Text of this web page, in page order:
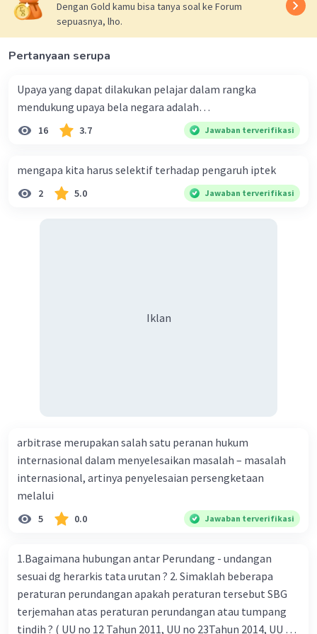
Dengan Gold kamu bisa tanya soal ke Forum
sepuasnya, lho.
Pertanyaan serupa
Upaya yang dapat dilakukan pelajar dalam rangka
mendukung upaya bela negara adalah…
16 3.7 Jawaban terverifikasi
mengapa kita harus selektif terhadap pengaruh iptek
2 5.0 Jawaban terverifikasi
Iklan
arbitrase merupakan salah satu peranan hukum
internasional dalam menyelesaikan masalah – masalah
internasional, artinya penyelesaian persengketaan
melalui
5 0.0 Jawaban terverifikasi
1.Bagaimana hubungan antar Perundang - undangan
sesuai dg herarkis tata urutan ? 2. Simaklah beberapa
peraturan perundangan apakah peraturan tersebut SBG
terjemahan atas peraturan perundangan atau tumpang
tindih ? ( UU no 12 Tahun 2011, UU no 23Tahun 2014, UU No